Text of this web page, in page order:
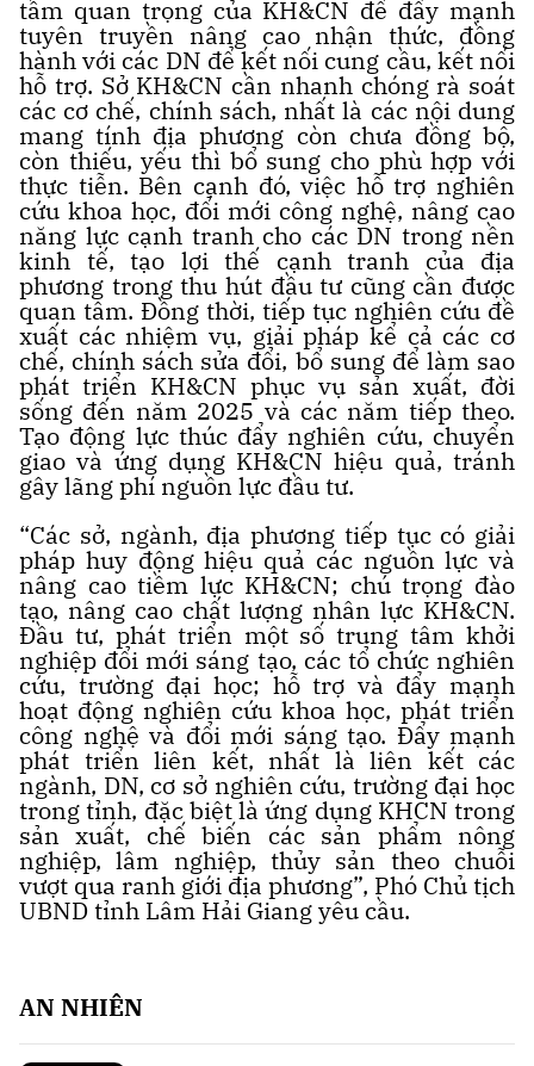
tầm quan trọng của KH&CN để đẩy mạnh
tuyên truyền nâng cao nhận thức, đồng
hành với các DN để kết nối cung cầu, kết nối
hỗ trợ. Sở KH&CN cần nhanh chóng rà soát
các cơ chế, chính sách, nhất là các nội dung
mang tính địa phương còn chưa đồng bộ,
còn thiếu, yếu thì bổ sung cho phù hợp với
thực tiễn. Bên cạnh đó, việc hỗ trợ nghiên
cứu khoa học, đổi mới công nghệ, nâng cao
năng lực cạnh tranh cho các DN trong nền
kinh tế, tạo lợi thế cạnh tranh của địa
phương trong thu hút đầu tư cũng cần được
quan tâm. Đồng thời, tiếp tục nghiên cứu đề
xuất các nhiệm vụ, giải pháp kể cả các cơ
chế, chính sách sửa đổi, bổ sung để làm sao
phát triển KH&CN phục vụ sản xuất, đời
sống đến năm 2025 và các năm tiếp theo.
Tạo động lực thúc đẩy nghiên cứu, chuyển
giao và ứng dụng KH&CN hiệu quả, tránh
gây lãng phí nguồn lực đầu tư.
“Các sở, ngành, địa phương tiếp tục có giải
pháp huy động hiệu quả các nguồn lực và
nâng cao tiềm lực KH&CN; chú trọng đào
tạo, nâng cao chất lượng nhân lực KH&CN.
Đầu tư, phát triển một số trung tâm khởi
nghiệp đổi mới sáng tạo, các tổ chức nghiên
cứu, trường đại học; hỗ trợ và đẩy mạnh
hoạt động nghiên cứu khoa học, phát triển
công nghệ và đổi mới sáng tạo. Đẩy mạnh
phát triển liên kết, nhất là liên kết các
ngành, DN, cơ sở nghiên cứu, trường đại học
trong tỉnh, đặc biệt là ứng dụng KHCN trong
sản xuất, chế biến các sản phẩm nông
nghiệp, lâm nghiệp, thủy sản theo chuỗi
vượt qua ranh giới địa phương”, Phó Chủ tịch
UBND tỉnh Lâm Hải Giang yêu cầu.
AN NHIÊN